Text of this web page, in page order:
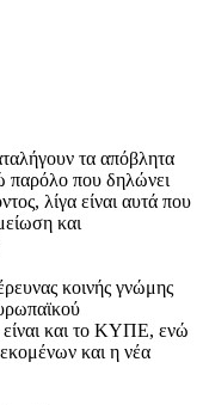
τα απόβλητα
παρόλο που δηλώνει
λίγα είναι αυτά που
και
κοινής γνώμης
είναι και το ΚΥΠΕ, ενώ
και η νέα